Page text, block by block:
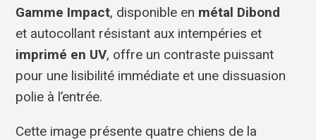
Gamme Impact, disponible en métal Dibond
et autocollant résistant aux intempéries et
imprimé en UV, offre un contraste puissant
pour une lisibilité immédiate et une dissuasion
polie à l’entrée.
Cette image présente quatre chiens de la